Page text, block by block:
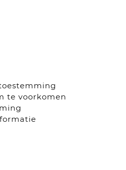
te voorkomen